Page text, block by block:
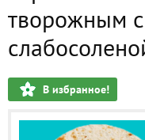
творожным
В избранное!